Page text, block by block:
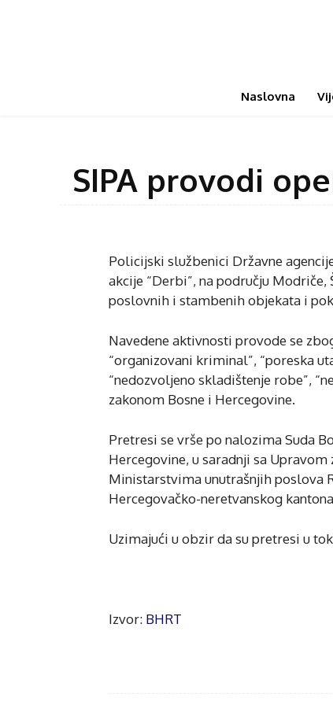
Naslovna
SIPA provodi
Policijski službenici Državne
akcije “Derbi”, na području
poslovnih i stambenih objekata i
Navedene aktivnosti provode se
“organizovani kriminal”, “poreska
“nedozvoljeno skladištenje robe”,
zakonom Bosne i Hercegovine.
Pretresi se vrše po nalozima Suda
Hercegovine, u saradnji sa
Ministarstvima unutrašnjih poslova
Hercegovačko-neretvanskog
Uzimajući u obzir da su pretresi u
Izvor: BHRT